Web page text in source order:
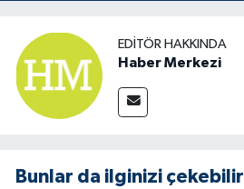
EDITÖR HAKKINDA
Haber Merkezi
Bunlar da ilginizi çekebilir